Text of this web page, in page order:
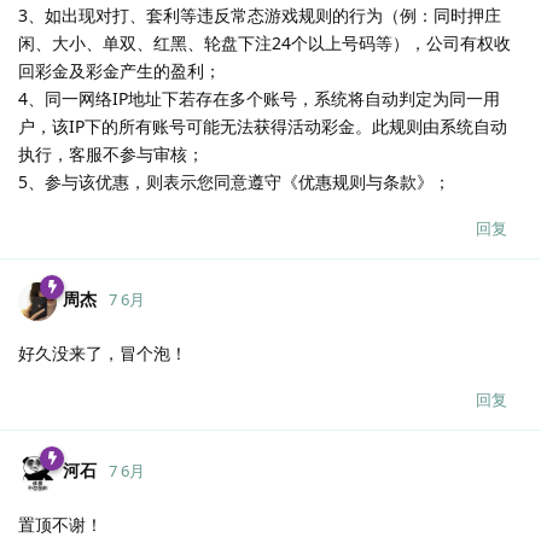
3、如出现对打、套利等违反常态游戏规则的行为（例：同时押庄
闲、大小、单双、红黑、轮盘下注24个以上号码等），公司有权收
回彩金及彩金产生的盈利；
4、同一网络IP地址下若存在多个账号，系统将自动判定为同一用
户，该IP下的所有账号可能无法获得活动彩金。此规则由系统自动
执行，客服不参与审核；
5、参与该优惠，则表示您同意遵守《优惠规则与条款》；
回复
周杰 7 6月
好久没来了，冒个泡！
回复
河石 7 6月
置顶不谢！